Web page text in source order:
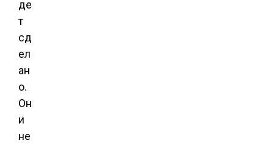
де
т
сд
ел
ан
о.
Он
и
не